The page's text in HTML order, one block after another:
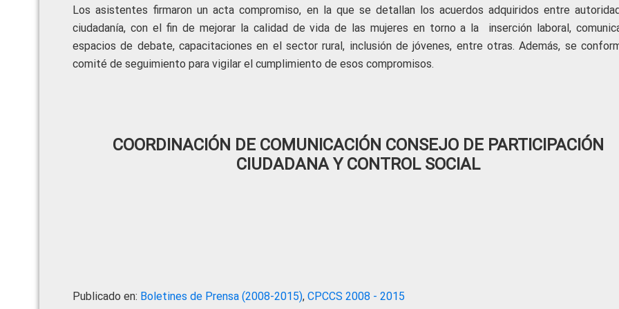
Los asistentes firmaron un acta compromiso, en la que se detallan los acuerdos adquiridos entre
ciudadanía, con el fin de mejorar la calidad de vida de las mujeres en torno a la inserción laboral,
espacios de debate, capacitaciones en el sector rural, inclusión de jóvenes, entre otras. Además, se
comité de seguimiento para vigilar el cumplimiento de esos compromisos.
COORDINACIÓN DE COMUNICACIÓN CONSEJO DE PARTICIPACIÓN
CIUDADANA Y CONTROL SOCIAL
Publicado en: Boletines de Prensa (2008-2015), CPCCS 2008 - 2015